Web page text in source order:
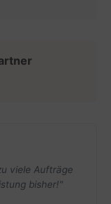
viele Aufträge
bisher!"